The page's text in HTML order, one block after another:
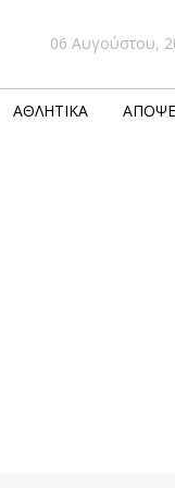
06 Αυγούστου,
ΑΘΛΗΤΙΚΆ